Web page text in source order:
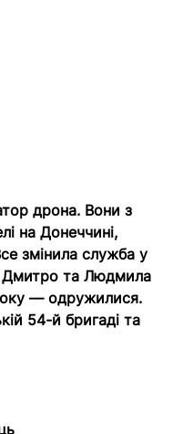
дрона. Вони з
на Донеччині,
змінила служба у
Дмитро та Людмила
— одружилися.
54-й бригаді та